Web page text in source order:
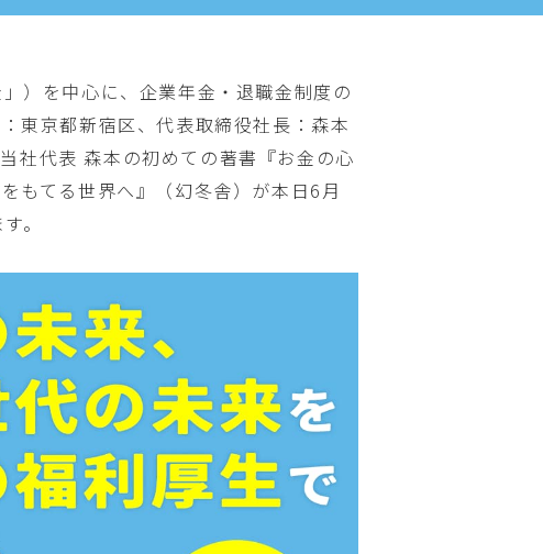
）を中心に、企業年金・退職金制度の
東京都新宿区、代表取締役社長：森本
社代表 森本の初めての著書『お金の心
もてる世界へ』（幻冬舎）が本日6月
。